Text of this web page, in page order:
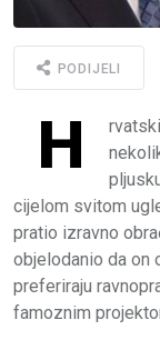
PODIJELI
H
cijelom svitom
pratio izravno
objelodanio da on
preferiraju
famoznim